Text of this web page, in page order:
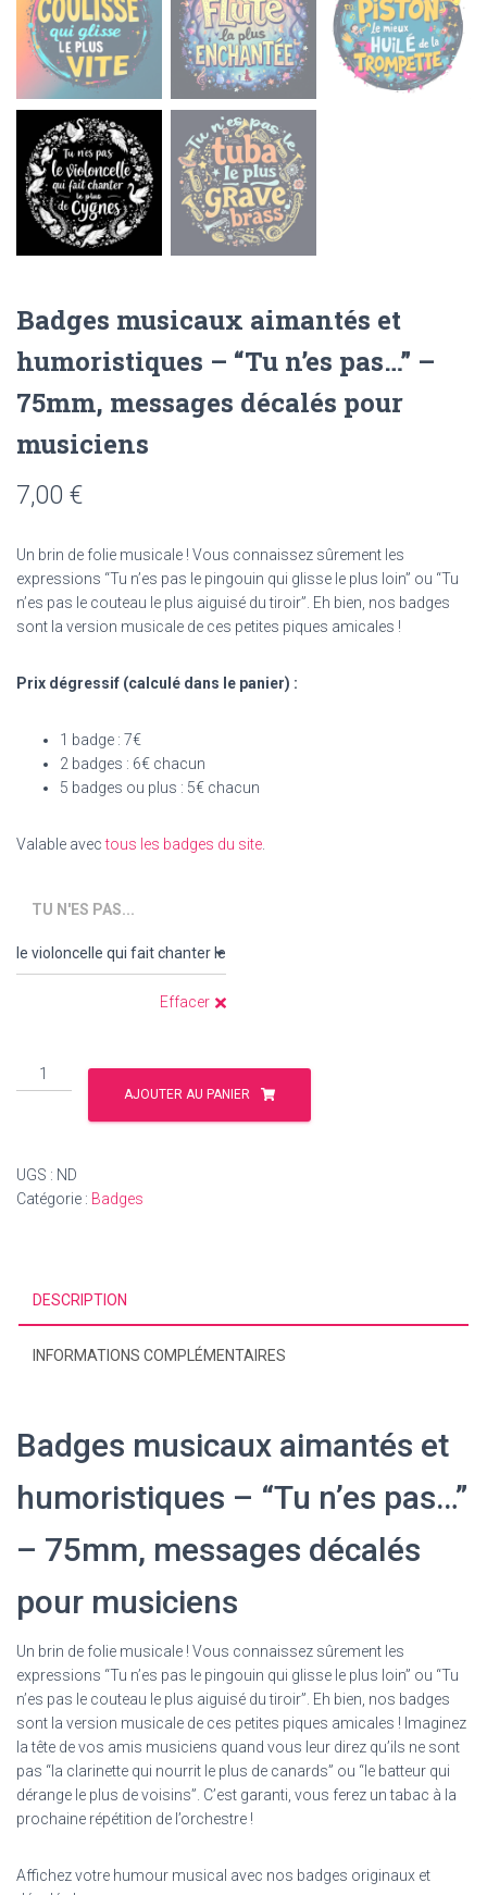
Badges musicaux aimantés et
humoristiques – “Tu n’es pas…” –
75mm, messages décalés pour
musiciens
7,00 €
Un brin de folie musicale ! Vous connaissez sûrement les
expressions “Tu n’es pas le pingouin qui glisse le plus loin” ou “Tu
n’es pas le couteau le plus aiguisé du tiroir”. Eh bien, nos badges
sont la version musicale de ces petites piques amicales !
Prix dégressif (calculé dans le panier) :
1 badge : 7€
2 badges : 6€ chacun
5 badges ou plus : 5€ chacun
Valable avectous les badges du site
TU N'ES PAS...
Effacer
quantité
de
humoristiques
pas..."
–
75mm,
musiciens
AJOUTER AU PANIER
UGS : ND
Catégorie : Badges
DESCRIPTION
INFORMATIONS COMPLÉMENTAIRES
Badges musicaux aimantés et
humoristiques – “Tu n’es pas…”
– 75mm, messages décalés
pour musiciens
Un brin de folie musicale ! Vous connaissez sûrement les
expressions “Tu n’es pas le pingouin qui glisse le plus loin” ou “Tu
n’es pas le couteau le plus aiguisé du tiroir”. Eh bien, nos badges
sont la version musicale de ces petites piques amicales ! Imaginez
la tête de vos amis musiciens quand vous leur direz qu’ils ne sont
pas “la clarinette qui nourrit le plus de canards” ou “le batteur qui
dérange le plus de voisins”. C’est garanti, vous ferez un tabac à la
prochaine répétition de l’orchestre !
Affichez votre humour musical avec nos badges originaux et